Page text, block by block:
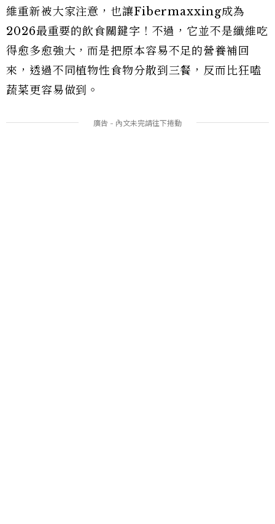
維重新被大家注意，也讓Fibermaxxing成為
2026最重要的飲食關鍵字！不過，它並不是纖維吃
得愈多愈強大，而是把原本容易不足的營養補回
來，透過不同植物性食物分散到三餐，反而比狂嗑
蔬菜更容易做到。